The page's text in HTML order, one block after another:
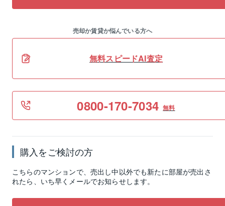
売却か賃貸か悩んでいる方へ
無料スピードAI査定
0800-170-7034 無料
購入をご検討の方
こちらのマンションで、売出し中以外でも新たに部屋が売出さ
れたら、いち早くメールでお知らせします。